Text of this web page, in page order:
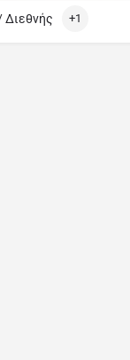
8 Mill Str Kakopetria
Διεθνής +1